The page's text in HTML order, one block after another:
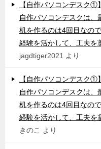
【自作パソコンデスク①】
自作パソコンデスクは、
机を作るのは4回目なの
経験を活かして、工夫を
jagdtiger2021 より
【自作パソコンデスク①】
自作パソコンデスクは、
机を作るのは4回目なの
経験を活かして、工夫を
きのこ
より